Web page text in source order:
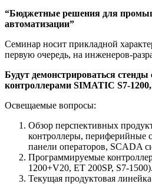
“Бюджетные решения для
автоматизации”
Семинар носит прикладной
первую очередь, на инженеров-
Будут демонстрироваться
контроллерами SIMATIC S7-
Освещаемые вопросы:
Обзор перспективных
контроллеры, периферийные
панели операторов, SCADA
Программируемые
1200+V20, ET 200SP, S7-1500).
Текущая продуктовая